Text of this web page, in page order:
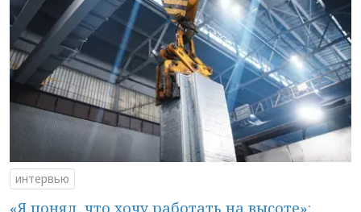
интервью
«Я понял, что хочу работать на высоте»: